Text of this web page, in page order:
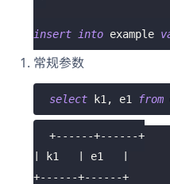
insert into example
常规参数
select k1 , e1 from
+------+------+
| k1   | e1   |
+------+------+